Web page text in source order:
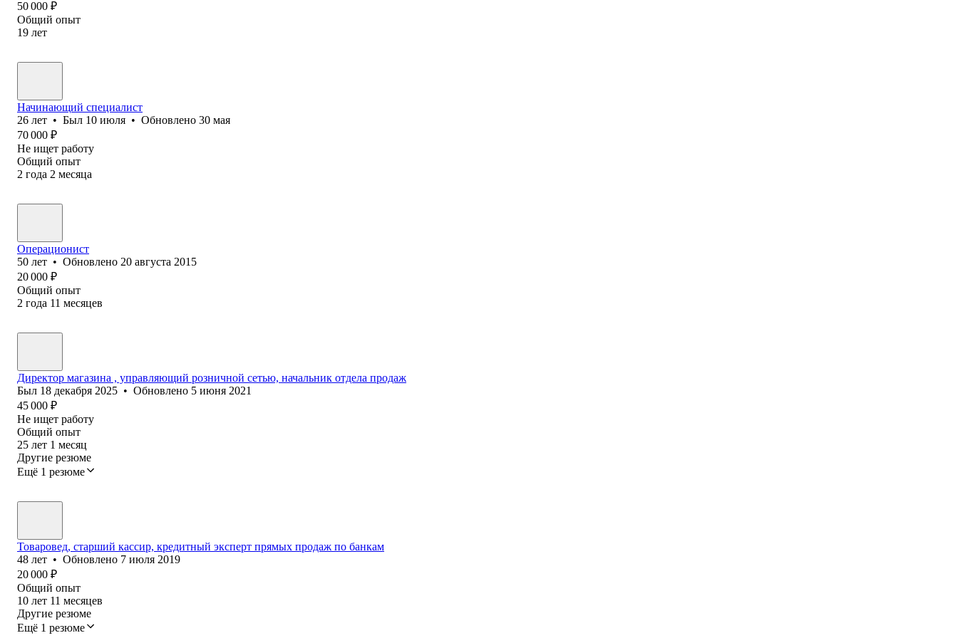
50 000 ₽
Общий опыт
19 лет
Начинающий специалист
26 лет • Был 10 июля • Обновлено 30 мая
70 000 ₽
Не ищет работу
Общий опыт
2 года 2 месяца
Операционист
50 лет • Обновлено 20 августа 2015
20 000 ₽
Общий опыт
2 года 11 месяцев
Директор магазина , управляющий розничной сетью, начальник отдела продаж
Был 18 декабря 2025 • Обновлено 5 июня 2021
45 000 ₽
Не ищет работу
Общий опыт
25 лет 1 месяц
Другие резюме
Ещё 1 резюме
Товаровед, старший кассир, кредитный эксперт прямых продаж по банкам
48 лет • Обновлено 7 июля 2019
20 000 ₽
Общий опыт
10 лет 11 месяцев
Другие резюме
Ещё 1 резюме